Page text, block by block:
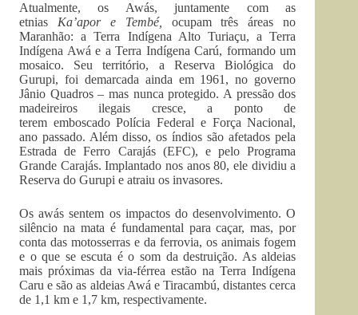
Atualmente, os Awás, juntamente com as
etnias Ka’apor e Tembé,
ocupam três áreas no
Maranhão: a Terra Indígena Alto Turiaçu, a Terra
Indígena Awá e a Terra Indígena Carú, formando um
mosaico. Seu território, a Reserva Biológica do
Gurupi, foi demarcada ainda em 1961, no governo
Jânio Quadros – mas nunca protegido. A pressão dos
madeireiros ilegais cresce, a ponto de
terem emboscado Polícia Federal e Força Nacional,
ano passado. Além disso, os índios são afetados pela
Estrada de Ferro Carajás (EFC), e pelo Programa
Grande Carajás. Implantado nos anos 80, ele dividiu a
Reserva do Gurupi e atraiu os invasores.
Os awás sentem os impactos do desenvolvimento. O
silêncio na mata é fundamental para caçar, mas, por
conta das motosserras e da ferrovia, os animais fogem
e o que se escuta é o som da destruição. As aldeias
mais próximas da via-férrea estão na Terra Indígena
Caru e são as aldeias Awá e Tiracambú, distantes cerca
de 1,1 km e 1,7 km, respectivamente.